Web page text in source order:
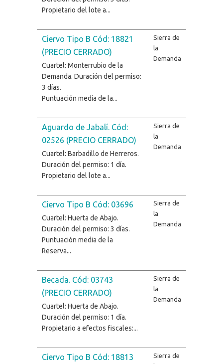
Propietario del lote a...
Ciervo Tipo B Cód: 18821
(PRECIO CERRADO)
Cuartel: Monterrubio de la
Demanda. Duración del permiso:
3 días.
Puntuación media de la...
Sierra de
la
Demanda
Aguardo de Jabalí. Cód:
02526 (PRECIO CERRADO)
Cuartel: Barbadillo de Herreros.
Duración del permiso: 1 día.
Propietario del lote a...
Sierra de
la
Demanda
Ciervo Tipo B Cód: 03696
Cuartel: Huerta de Abajo.
Duración del permiso: 3 días.
Puntuación media de la
Reserva...
Sierra de
la
Demanda
Becada. Cód: 03743
(PRECIO CERRADO)
Cuartel: Huerta de Abajo.
Duración del permiso: 1 día.
Propietario a efectos fiscales:...
Sierra de
la
Demanda
Ciervo Tipo B Cód: 18813
Sierra de